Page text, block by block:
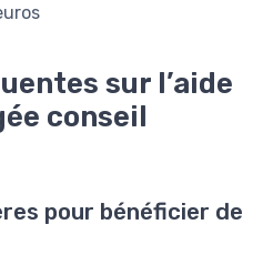
sur l’aide
conseil
pour bénéficier de